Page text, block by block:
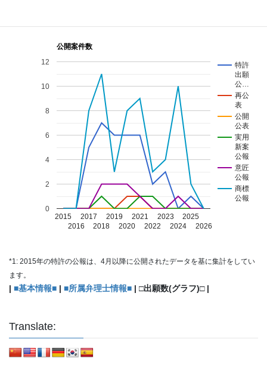
公開案件数
特許
出願
公…
再公
表
公開
公表
実用
新案
公報
意匠
公報
商標
公報
2015
2016
2017
2018
2019
2020
2021
2022
2023
2024
2025
2026
0
2
4
6
8
10
12
*1: 2015年の特許の公報は、4月以降に公開されたデータを基に集計をしてい
ます。
| ■基本情報■ | ■所属弁理士情報■ | □出願数(グラフ)□ |
Translate: